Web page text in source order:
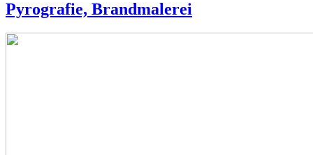
Pyrografie, Brandmalerei